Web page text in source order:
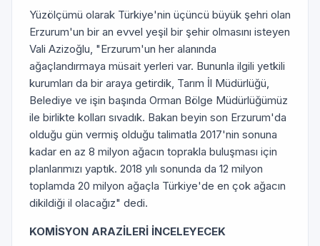
Yüzölçümü olarak Türkiye'nin üçüncü büyük şehri olan
Erzurum'un bir an evvel yeşil bir şehir olmasını isteyen
Vali Azizoğlu, "Erzurum'un her alanında
ağaçlandırmaya müsait yerleri var. Bununla ilgili yetkili
kurumları da bir araya getirdik, Tarım İl Müdürlüğü,
Belediye ve işin başında Orman Bölge Müdürlüğümüz
ile birlikte kolları sıvadık. Bakan beyin son Erzurum'da
olduğu gün vermiş olduğu talimatla 2017'nin sonuna
kadar en az 8 milyon ağacın toprakla buluşması için
planlarımızı yaptık. 2018 yılı sonunda da 12 milyon
toplamda 20 milyon ağaçla Türkiye'de en çok ağacın
dikildiği il olacağız" dedi.
KOMİSYON ARAZİLERİ İNCELEYECEK